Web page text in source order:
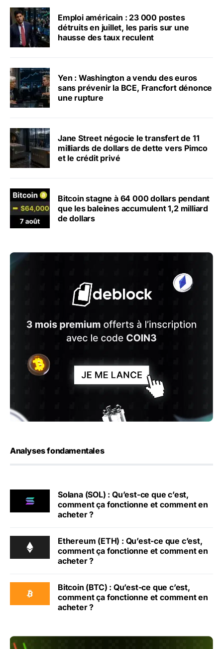
Emploi américain : 23 000 postes
détruits en juillet, les paris sur une
hausse des taux reculent
Yen : Washington a vendu des euros
sans prévenir la BCE, Francfort dénonce
une rupture
Jane Street négocie le transfert de 11
milliards de dollars de dette vers Pimco
et le crédit privé
Bitcoin stagne à 64 000 dollars pendant
que les baleines accumulent 1,2 milliard
de dollars
Analyses fondamentales
Solana (SOL) : Qu’est-ce que c’est,
comment ça fonctionne et comment en
acheter ?
Ethereum (ETH) : Qu’est-ce que c’est,
comment ça fonctionne et comment en
acheter ?
Bitcoin (BTC) : Qu’est-ce que c’est,
comment ça fonctionne et comment en
acheter ?